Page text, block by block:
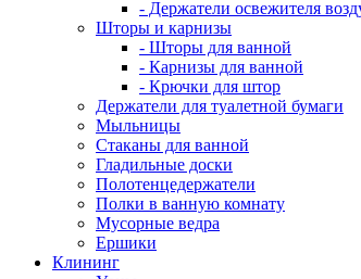
- Держатели освежителя
Шторы и карнизы
- Шторы для ванной
- Карнизы для ванной
- Крючки для штор
Держатели для туалетной бумаги
Мыльницы
Стаканы для ванной
Гладильные доски
Полотенцедержатели
Полки в ванную комнату
Мусорные ведра
Ершики
Клининг